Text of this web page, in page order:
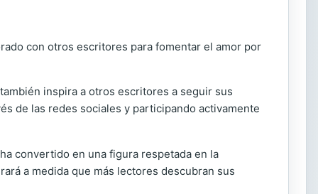
con otros escritores para fomentar el amor por
inspira a otros escritores a seguir sus
de las redes sociales y participando activamente
convertido en una figura respetada en la
a medida que más lectores descubran sus